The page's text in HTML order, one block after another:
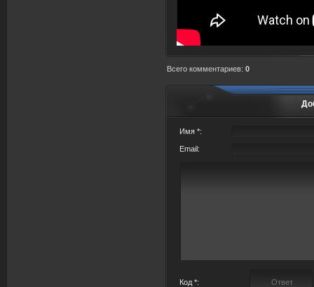
Всего комментариев: 0
Имя *:
Email:
Код *: